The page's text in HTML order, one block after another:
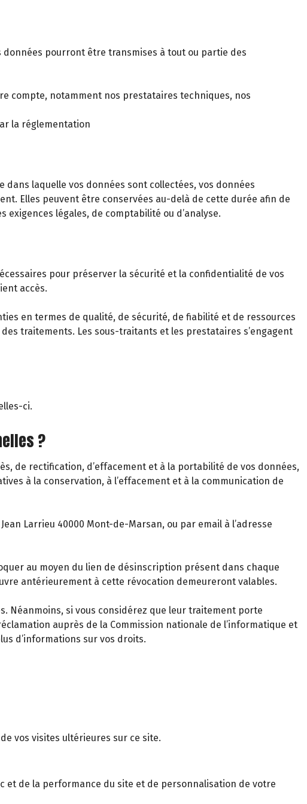
pourront être transmises à tout ou partie des
compte, notamment nos prestataires techniques, nos
la réglementation
laquelle vos données sont collectées, vos données
Elles peuvent être conservées au-delà de cette durée afin de
légales, de comptabilité ou d’analyse.
pour préserver la sécurité et la confidentialité de vos
accès.
en termes de qualité, de sécurité, de fiabilité et de ressources
traitements. Les sous-traitants et les prestataires s’engagent
ci.
?
de rectification, d’effacement et à la portabilité de vos données,
à la conservation, à l’effacement et à la communication de
Larrieu 40000 Mont-de-Marsan, ou par email à l’adresse
au moyen du lien de désinscription présent dans chaque
antérieurement à cette révocation demeureront valables.
Néanmoins, si vous considérez que leur traitement porte
auprès de la Commission nationale de l’informatique et
d’informations sur vos droits.
vos visites ultérieures sur ce site.
et de la performance du site et de personnalisation de votre